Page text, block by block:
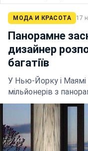
МОДА И КРАСОТА 17
Панорамне
дизайнер
багатіїв
У Нью-Йорку і Маямі
мільйонерів з